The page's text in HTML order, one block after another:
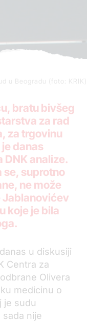
u Beogradu (foto: KRIK)
bratu bivšeg
za rad
za trgovinu
danas
analize.
se, suprotno
ne može
Jablanovićev
koje je bila
u diskusiji
Centra za
Olivera
medicinu o
je sudu
sada nije